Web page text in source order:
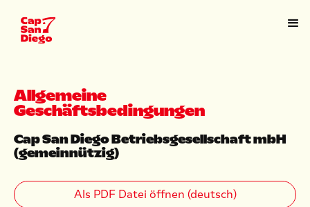
Allgemeine
Geschäftsbedingungen
Cap San Diego Betriebsgesellschaft mbH
(gemeinnützig)
Als PDF Datei öffnen (deutsch)